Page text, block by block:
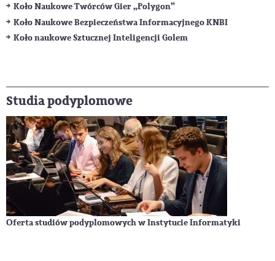
Koło Naukowe Twórców Gier „Polygon”
Koło Naukowe Bezpieczeństwa Informacyjnego KNBI
Koło naukowe Sztucznej Inteligencji Golem
Studia podyplomowe
Oferta studiów podyplomowych w Instytucie Informatyki